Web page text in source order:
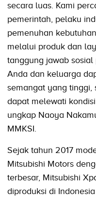
secara luas. Kami
pemerintah, pelaku
pemenuhan
melalui produk dan
tanggung jawab
Anda dan keluarga
semangat yang tinggi,
dapat melewati
ungkap Naoya
MMKSI.
Sejak tahun 2017
Mitsubishi Motors
terbesar, Mitsubishi
diproduksi di